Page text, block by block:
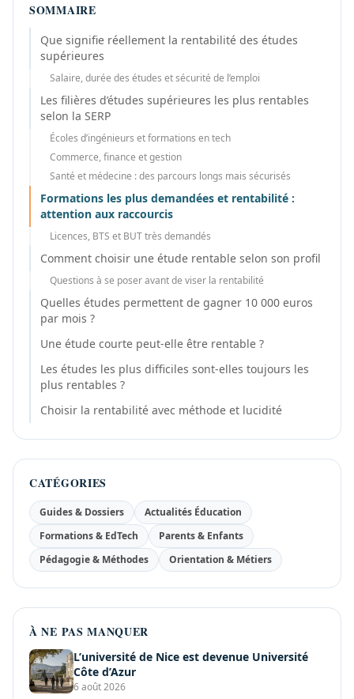
SOMMAIRE
Que signifie réellement la rentabilité des études
supérieures
Salaire, durée des études et sécurité de l’emploi
Les filières d’études supérieures les plus rentables
selon la SERP
Écoles d’ingénieurs et formations en tech
Commerce, finance et gestion
Santé et médecine : des parcours longs mais sécurisés
Formations les plus demandées et rentabilité :
attention aux raccourcis
Licences, BTS et BUT très demandés
Comment choisir une étude rentable selon son profil
Questions à se poser avant de viser la rentabilité
Quelles études permettent de gagner 10 000 euros
par mois ?
Une étude courte peut-elle être rentable ?
Les études les plus difficiles sont-elles toujours les
plus rentables ?
Choisir la rentabilité avec méthode et lucidité
CATÉGORIES
Guides & Dossiers
Actualités Éducation
Formations & EdTech
Parents & Enfants
Pédagogie & Méthodes
Orientation & Métiers
À NE PAS MANQUER
L’université de Nice est devenue Université
Côte d’Azur
6 août 2026